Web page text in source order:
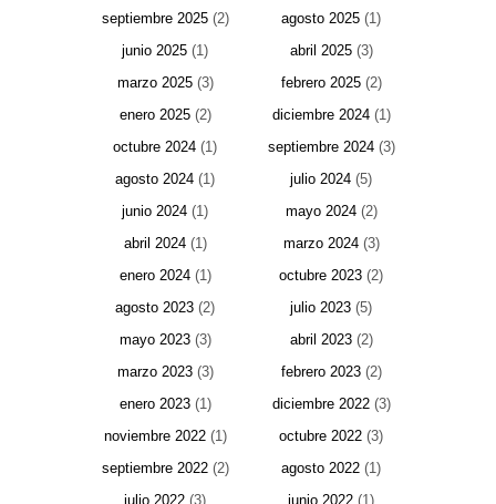
septiembre 2025(2) agosto 2025 (1)
junio 2025 (1) abril 2025(3)
marzo 2025(3) febrero 2025(2)
enero 2025(2) diciembre 2024(1)
octubre 2024 (1) septiembre 2024(3)
agosto 2024 (1) julio 2024 (5)
junio 2024 (1) mayo 2024(2)
abril 2024(1) marzo 2024(3)
enero 2024(1) octubre 2023 (2)
agosto 2023 (2) julio 2023 (5)
mayo 2023(3) abril 2023(2)
marzo 2023(3) febrero 2023(2)
enero 2023(1) diciembre 2022(3)
noviembre 2022(1) octubre 2022 (3)
septiembre 2022(2) agosto 2022 (1)
julio 2022 (3) junio 2022 (1)